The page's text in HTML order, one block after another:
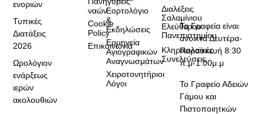
Τα Γραφεία είναι
ανοικτά Δευτέρα-
Παρασκευή 8:30
π.μ-1:00μ.μ
Το Γραφείο Αδειών
Γάμου και
Πιστοποιητκών
ναών
Cookie
Policy
Επικοινωνία
Εορτολόγιο
&
Εκδηλώσεις
Ερμηνεία
Αγιογραφικών
Αναγνωσμάτων
Χειροτονητήριοι
Λόγοι
ενοριών
Τυπικές
Διατάξεις
2026
Ωρολόγιον
ενάρξεως
ιερών
ακολουθιών
Διαλέξεις
Σαλαμίνιου
Ελεύθερου
Πανεπιστημίου
Κληρικολαϊκές
Συνελεύσεις